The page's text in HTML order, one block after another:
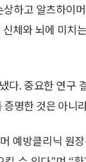
하고 알츠하이
체와 뇌에 미치
다. 중요한 연구
명한 것은 아니
예방클리닉 원